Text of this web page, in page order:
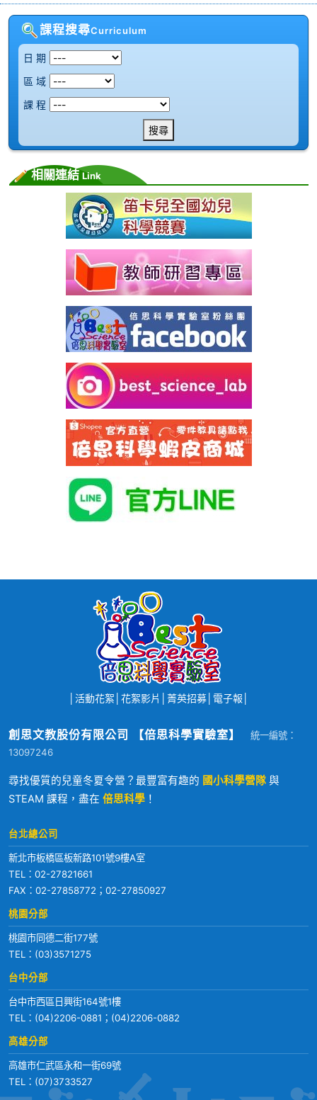
課程搜尋Curriculum
日 期
區 域
課 程
搜尋
相關連結Link
活動花絮 花絮影片 菁英招募│ 電子報
創思文教股份有限公司 【倍思科學實驗室】
統一編號：
13097246
尋找優質的兒童冬夏令營？最豐富有趣的 國小科學營隊 與
STEAM 課程，盡在 倍思科學 ！
台北總公司
新北市板橋區板新路101號9樓A室
TEL： 02-27821661
FAX：02-27858772；02-27850927
桃園分部
桃園市同德二街177號
TEL： (03)3571275
台中分部
台中市西區日興街164號1樓
TEL： (04)2206-0881 ； (04)2206-0882
高雄分部
高雄市仁武區永和一街69號
TEL： (07)3733527